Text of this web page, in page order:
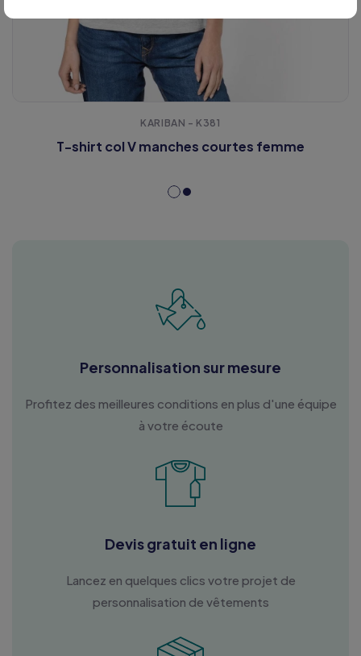
KARIBAN - K381
T-shirt col V manches courtes femme
Personnalisation sur mesure
Profitez des meilleures conditions en plus d'une équipe
à votre écoute
Devis gratuit en ligne
Lancez en quelques clics votre projet de
personnalisation de vêtements